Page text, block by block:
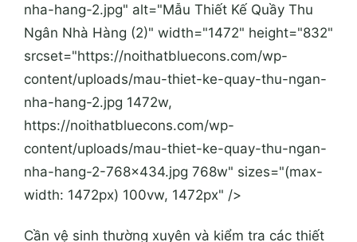
nha-hang-2.jpg" alt="Mẫu Thiết Kế Quầy Thu
Ngân Nhà Hàng (2)" width="1472" height="832"
srcset="https://noithatbluecons.com/wp-
content/uploads/mau-thiet-ke-quay-thu-ngan-
nha-hang-2.jpg 1472w,
https://noithatbluecons.com/wp-
content/uploads/mau-thiet-ke-quay-thu-ngan-
nha-hang-2-768x434.jpg 768w" sizes="(max-
width: 1472px) 100vw, 1472px" />
Cần vệ sinh thường xuyên và kiểm tra các thiết